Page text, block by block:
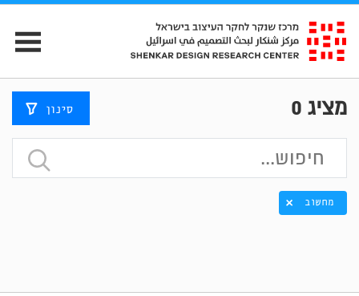
מציג 0 סינון
מחשוב